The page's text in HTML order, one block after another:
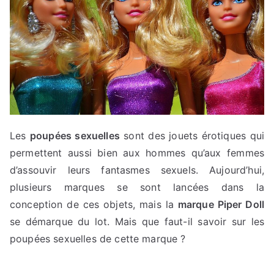
Les poupées sexuelles sont des jouets érotiques qui
permettent aussi bien aux hommes qu’aux femmes
d’assouvir leurs fantasmes sexuels. Aujourd’hui,
plusieurs marques se sont lancées dans la
conception de ces objets, mais la marque Piper Doll
se démarque du lot. Mais que faut-il savoir sur les
poupées sexuelles de cette marque ?